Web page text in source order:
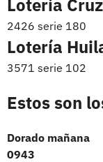
Lotería
2426 serie 180
Lotería
3571 serie 102
Estos son
Dorado mañana
0943